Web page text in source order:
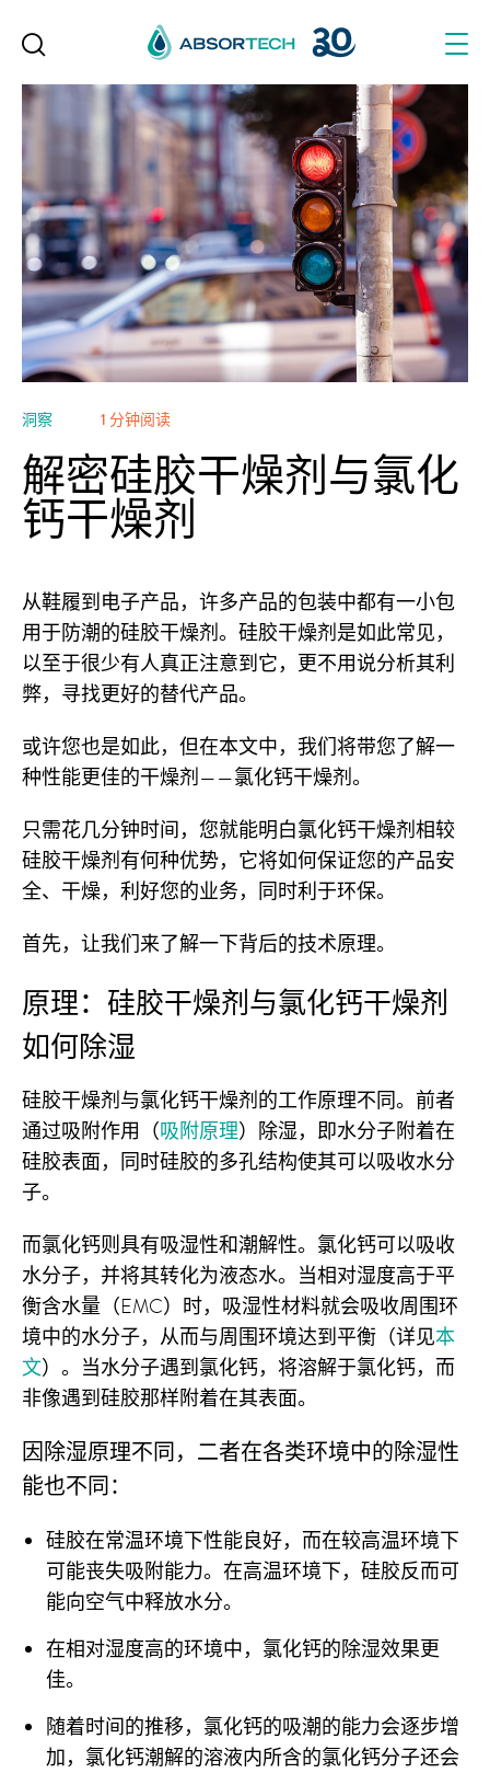
洞察 1 分钟阅读
解密硅胶干燥剂与氯化
钙干燥剂
从鞋履到电子产品，许多产品的包装中都有一小包
用于防潮的硅胶干燥剂。硅胶干燥剂是如此常见，
以至于很少有人真正注意到它，更不用说分析其利
弊，寻找更好的替代产品。
或许您也是如此，但在本文中，我们将带您了解一
种性能更佳的干燥剂——氯化钙干燥剂。
只需花几分钟时间，您就能明白氯化钙干燥剂相较
硅胶干燥剂有何种优势，它将如何保证您的产品安
全、干燥，利好您的业务，同时利于环保。
首先，让我们来了解一下背后的技术原理。
原理：硅胶干燥剂与氯化钙干燥剂
如何除湿
硅胶干燥剂与氯化钙干燥剂的工作原理不同。前者
通过吸附作用（吸附原理）除湿，即水分子附着在
硅胶表面，同时硅胶的多孔结构使其可以吸收水分
子。
而氯化钙则具有吸湿性和潮解性。氯化钙可以吸收
水分子，并将其转化为液态水。当相对湿度高于平
衡含水量（EMC）时，吸湿性材料就会吸收周围环
境中的水分子，从而与周围环境达到平衡（详见本
文）。当水分子遇到氯化钙，将溶解于氯化钙，而
非像遇到硅胶那样附着在其表面。
因除湿原理不同，二者在各类环境中的除湿性
能也不同：
硅胶在常温环境下性能良好，而在较高温环境下
可能丧失吸附能力。在高温环境下，硅胶反而可
能向空气中释放水分。
在相对湿度高的环境中，氯化钙的除湿效果更
佳。
随着时间的推移，氯化钙的吸潮的能力会逐步增
加，氯化钙潮解的溶液内所含的氯化钙分子还会